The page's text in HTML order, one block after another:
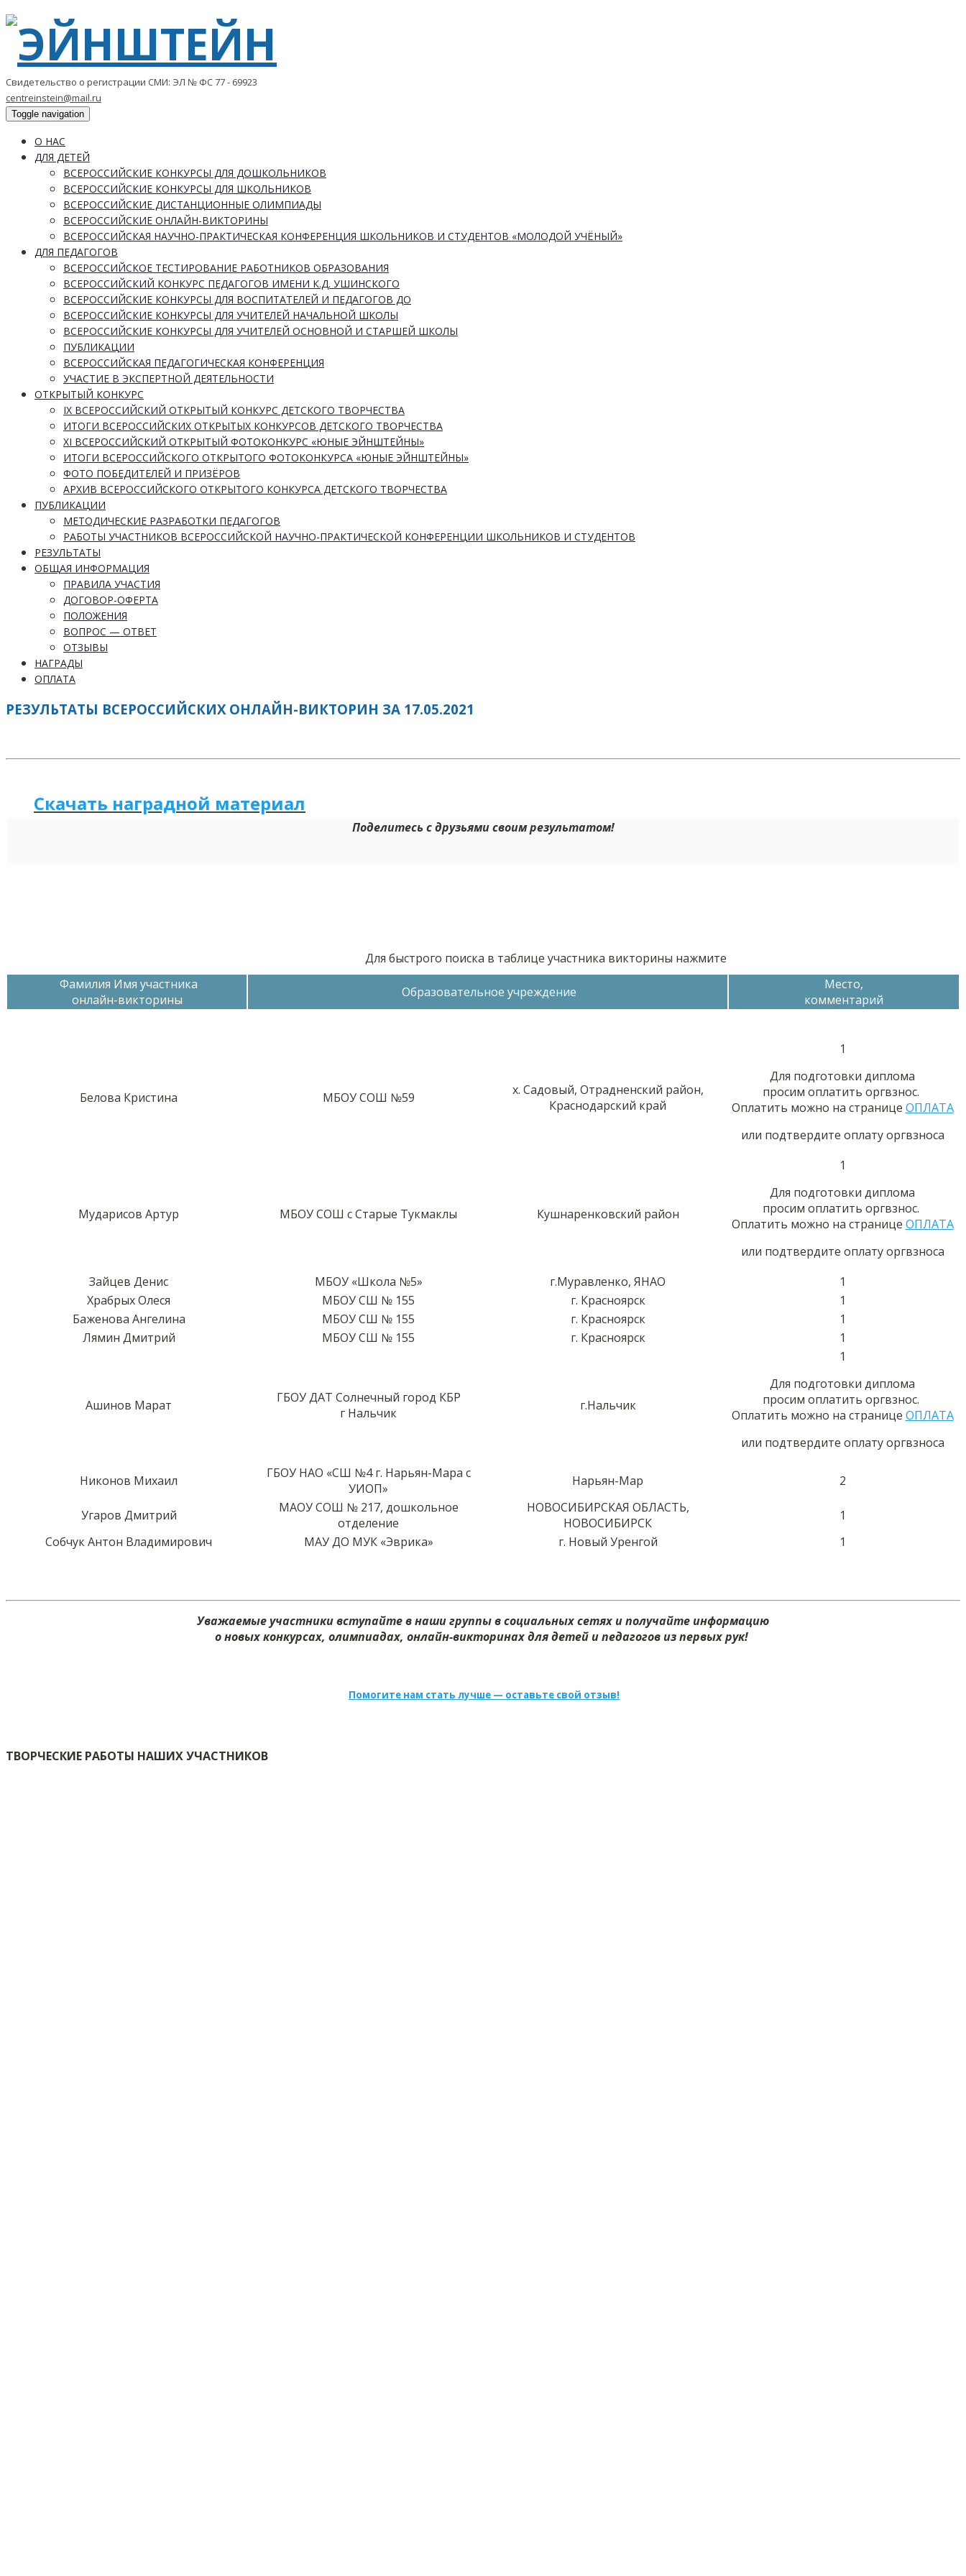
Свидетельство о регистрации СМИ: ЭЛ № ФС 77 - 69923
centreinstein@mail.ru
Toggle navigation
О НАС
ДЛЯ ДЕТЕЙ
ВСЕРОССИЙСКИЕ КОНКУРСЫ ДЛЯ ДОШКОЛЬНИКОВ
ВСЕРОССИЙСКИЕ КОНКУРСЫ ДЛЯ ШКОЛЬНИКОВ
ВСЕРОССИЙСКИЕ ДИСТАНЦИОННЫЕ ОЛИМПИАДЫ
ВСЕРОССИЙСКИЕ ОНЛАЙН-ВИКТОРИНЫ
ВСЕРОССИЙСКАЯ НАУЧНО-ПРАКТИЧЕСКАЯ КОНФЕРЕНЦИЯ ШКОЛЬНИКОВ И СТУДЕНТОВ «МОЛОДОЙ УЧЁНЫЙ»
ДЛЯ ПЕДАГОГОВ
ВСЕРОССИЙСКОЕ ТЕСТИРОВАНИЕ РАБОТНИКОВ ОБРАЗОВАНИЯ
ВСЕРОССИЙСКИЙ КОНКУРС ПЕДАГОГОВ ИМЕНИ К.Д. УШИНСКОГО
ВСЕРОССИЙСКИЕ КОНКУРСЫ ДЛЯ ВОСПИТАТЕЛЕЙ И ПЕДАГОГОВ ДО
ВСЕРОССИЙСКИЕ КОНКУРСЫ ДЛЯ УЧИТЕЛЕЙ НАЧАЛЬНОЙ ШКОЛЫ
ВСЕРОССИЙСКИЕ КОНКУРСЫ ДЛЯ УЧИТЕЛЕЙ ОСНОВНОЙ И СТАРШЕЙ ШКОЛЫ
ПУБЛИКАЦИИ
ВСЕРОССИЙСКАЯ ПЕДАГОГИЧЕСКАЯ КОНФЕРЕНЦИЯ
УЧАСТИЕ В ЭКСПЕРТНОЙ ДЕЯТЕЛЬНОСТИ
ОТКРЫТЫЙ КОНКУРС
IX ВСЕРОССИЙСКИЙ ОТКРЫТЫЙ КОНКУРС ДЕТСКОГО ТВОРЧЕСТВА
ИТОГИ ВСЕРОССИЙСКИХ ОТКРЫТЫХ КОНКУРСОВ ДЕТСКОГО ТВОРЧЕСТВА
XI ВСЕРОССИЙСКИЙ ОТКРЫТЫЙ ФОТОКОНКУРС «ЮНЫЕ ЭЙНШТЕЙНЫ»
ИТОГИ ВСЕРОССИЙСКОГО ОТКРЫТОГО ФОТОКОНКУРСА «ЮНЫЕ ЭЙНШТЕЙНЫ»
ФОТО ПОБЕДИТЕЛЕЙ И ПРИЗЁРОВ
АРХИВ ВСЕРОССИЙСКОГО ОТКРЫТОГО КОНКУРСА ДЕТСКОГО ТВОРЧЕСТВА
ПУБЛИКАЦИИ
МЕТОДИЧЕСКИЕ РАЗРАБОТКИ ПЕДАГОГОВ
РАБОТЫ УЧАСТНИКОВ ВСЕРОССИЙСКОЙ НАУЧНО-ПРАКТИЧЕСКОЙ КОНФЕРЕНЦИИ ШКОЛЬНИКОВ И СТУДЕНТОВ
РЕЗУЛЬТАТЫ
ОБЩАЯ ИНФОРМАЦИЯ
ПРАВИЛА УЧАСТИЯ
ДОГОВОР-ОФЕРТА
ПОЛОЖЕНИЯ
ВОПРОС — ОТВЕТ
ОТЗЫВЫ
НАГРАДЫ
ОПЛАТА
РЕЗУЛЬТАТЫ ВСЕРОССИЙСКИХ ОНЛАЙН-ВИКТОРИН ЗА 17.05.2021
Скачать наградной материал
Поделитесь с друзьями своим результатом!
Для быстрого поиска в таблице участника викторины нажмите
Фамилия Имя участника
онлайн-викторины
Образовательное учреждение
Место,
комментарий
Белова Кристина МБОУ СОШ №59
х. Садовый, Отрадненский район,
Краснодарский край
1
Для подготовки диплома
просим оплатить оргвзнос.
Оплатить можно на странице ОПЛАТА
или подтвердите оплату оргвзноса
Мударисов Артур МБОУ СОШ с Старые Тукмаклы Кушнаренковский район
1
Для подготовки диплома
просим оплатить оргвзнос.
Оплатить можно на странице ОПЛАТА
или подтвердите оплату оргвзноса
Зайцев Денис
МБОУ «Школа №5» г.Муравленко, ЯНАО
1
Храбрых Олеся
МБОУ СШ № 155 г. Красноярск
1
Баженова Ангелина
МБОУ СШ № 155 г. Красноярск
1
Лямин Дмитрий
МБОУ СШ № 155 г. Красноярск 1
Ашинов Марат
ГБОУ ДАТ Солнечный город КБР
г Нальчик
г.Нальчик
1
Для подготовки диплома
просим оплатить оргвзнос.
Оплатить можно на странице ОПЛАТА
или подтвердите оплату оргвзноса
Никонов Михаил
ГБОУ НАО «СШ №4 г. Нарьян-Мара с
УИОП»
Нарьян-Мар 2
Угаров Дмитрий
МАОУ СОШ № 217, дошкольное
отделение
НОВОСИБИРСКАЯ ОБЛАСТЬ,
НОВОСИБИРСК
1
Cобчук Антон Владимирович
МАУ ДО МУК «Эврика» г. Новый Уренгой 1
Уважаемые участники вступайте в наши группы в социальных сетях и получайте информацию
о новых конкурсах, олимпиадах, онлайн-викторинах для детей и педагогов из первых рук!
Помогите нам стать лучше — оставьте свой отзыв!
ТВОРЧЕСКИЕ РАБОТЫ НАШИХ УЧАСТНИКОВ